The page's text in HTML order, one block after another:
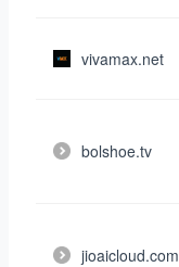
vivamax.net
bolshoe.tv
jioaicloud.com